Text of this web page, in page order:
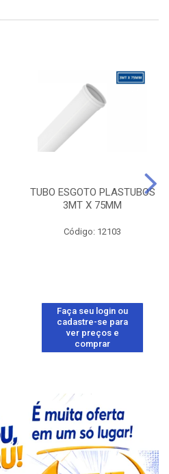
TUBO ESGOTO PLASTUBOS
3MT X 75MM
Código: 12103
Faça seu login ou
cadastre-se para
ver preços e
comprar